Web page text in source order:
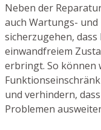
Neben der
auch Wartungs-
sicherzugehen,
einwandfreiem
erbringt. So können
und verhindern,
Problemen